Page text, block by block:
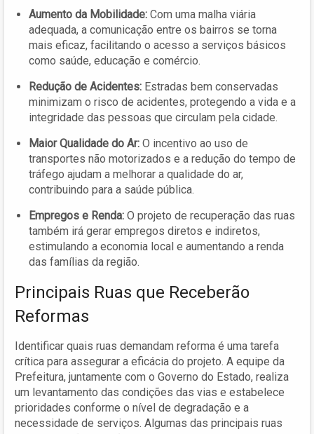
Aumento da Mobilidade: Com uma malha viária
adequada, a comunicação entre os bairros se torna
mais eficaz, facilitando o acesso a serviços básicos
como saúde, educação e comércio.
Redução de Acidentes: Estradas bem conservadas
minimizam o risco de acidentes, protegendo a vida e a
integridade das pessoas que circulam pela cidade.
Maior Qualidade do Ar: O incentivo ao uso de
transportes não motorizados e a redução do tempo de
tráfego ajudam a melhorar a qualidade do ar,
contribuindo para a saúde pública.
Empregos e Renda: O projeto de recuperação das ruas
também irá gerar empregos diretos e indiretos,
estimulando a economia local e aumentando a renda
das famílias da região.
Principais Ruas que Receberão
Reformas
Identificar quais ruas demandam reforma é uma tarefa
crítica para assegurar a eficácia do projeto. A equipe da
Prefeitura, juntamente com o Governo do Estado, realiza
um levantamento das condições das vias e estabelece
prioridades conforme o nível de degradação e a
necessidade de serviços. Algumas das principais ruas